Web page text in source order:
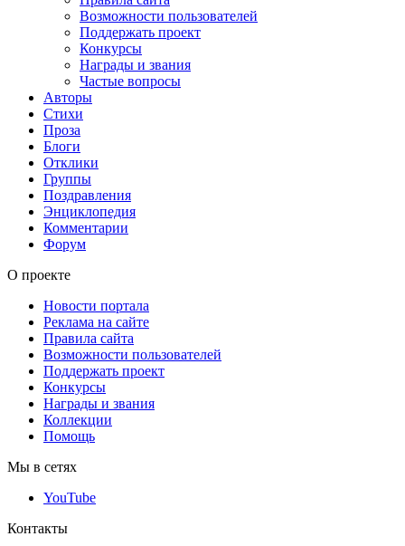
Возможности пользователей
Поддержать проект
Конкурсы
Награды и звания
Частые вопросы
Авторы
Стихи
Проза
Блоги
Отклики
Группы
Поздравления
Энциклопедия
Комментарии
Форум
О проекте
Новости портала
Реклама на сайте
Правила сайта
Возможности пользователей
Поддержать проект
Конкурсы
Награды и звания
Коллекции
Помощь
Мы в сетях
YouTube
Контакты